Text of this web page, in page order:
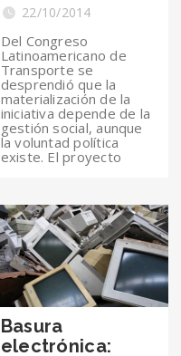
22/10/2014
Del Congreso
Latinoamericano de
Transporte se
desprendió que la
materialización de la
iniciativa depende de la
gestión social, aunque
la voluntad política
existe. El proyecto
Basura
electrónica: